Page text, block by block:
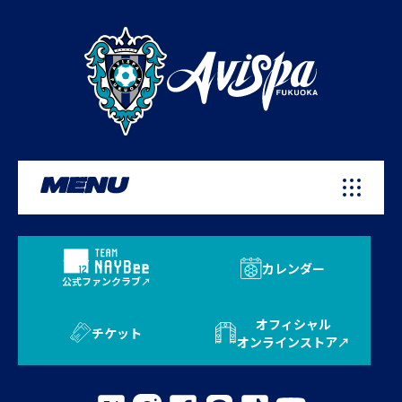
MENU
公式ファンクラブ
カレンダー
チケット
オフィシャル
オンラインストア